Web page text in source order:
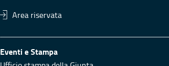
Area riservata
Eventi e Stampa